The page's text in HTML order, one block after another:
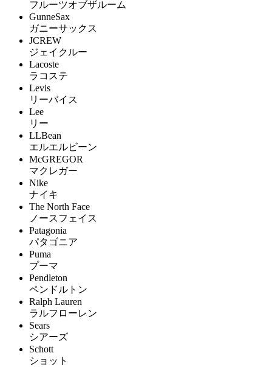
フルーツオブザルーム
GunneSax
ガニーサックス
JCREW
ジェイクルー
Lacoste
ラコステ
Levis
リーバイス
Lee
リー
LLBean
エルエルビーン
McGREGOR
マクレガー
Nike
ナイキ
The North Face
ノースフェイス
Patagonia
パタゴニア
Puma
プーマ
Pendleton
ペンドルトン
Ralph Lauren
ラルフローレン
Sears
シアーズ
Schott
ショット